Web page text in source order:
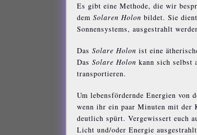
Es gibt eine Methode, die wir
dem Solaren Holon bildet. Sie
Sonnensystems, ausgestrahlt
Das Solare Holon ist eine
Das Solare Holon kann sich selbst
transportieren.
Um lebensfördernde Energien von
wenn ihr ein paar Minuten mit der
deutlich spürt. Vergewissert euch
Licht und/oder Energie